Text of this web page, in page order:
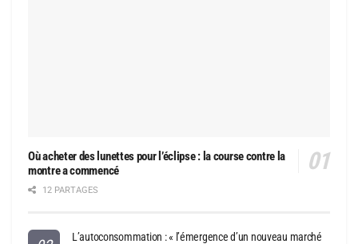
Où acheter des lunettes pour l’éclipse : la course contre la
montre a commencé
12 PARTAGES
L’autoconsommation : « l’émergence d’un nouveau marché